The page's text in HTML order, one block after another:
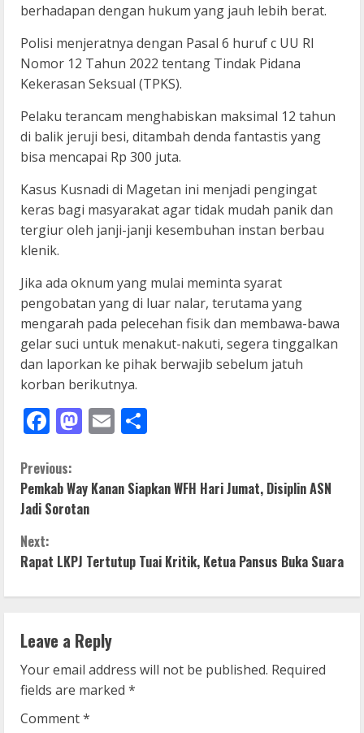
berhadapan dengan hukum yang jauh lebih berat.
Polisi menjeratnya dengan Pasal 6 huruf c UU RI
Nomor 12 Tahun 2022 tentang Tindak Pidana
Kekerasan Seksual (TPKS).
Pelaku terancam menghabiskan maksimal 12 tahun
di balik jeruji besi, ditambah denda fantastis yang
bisa mencapai Rp 300 juta.
Kasus Kusnadi di Magetan ini menjadi pengingat
keras bagi masyarakat agar tidak mudah panik dan
tergiur oleh janji-janji kesembuhan instan berbau
klenik.
Jika ada oknum yang mulai meminta syarat
pengobatan yang di luar nalar, terutama yang
mengarah pada pelecehan fisik dan membawa-bawa
gelar suci untuk menakut-nakuti, segera tinggalkan
dan laporkan ke pihak berwajib sebelum jatuh
korban berikutnya.
Facebook
Mastodon
Email
C
o
n
t
i
n
u
e
Previous:
Pemkab Way Kanan Siapkan WFH Hari Jumat, Disiplin ASN
Jadi Sorotan
Next:
Rapat LKPJ Tertutup Tuai Kritik, Ketua Pansus Buka Suara
Leave a Reply
Your email address will not be published. Required
fields are marked *
Comment*